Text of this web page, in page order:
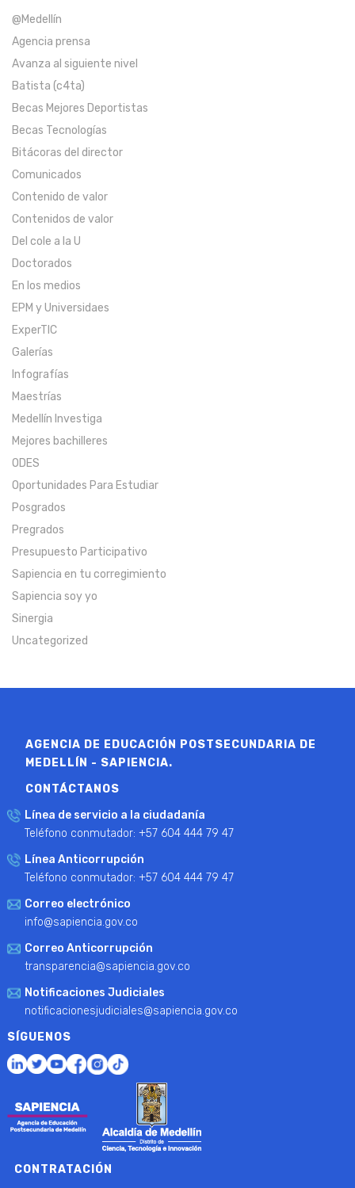
@Medellín
Agencia prensa
Avanza al siguiente nivel
Batista (c4ta)
Becas Mejores Deportistas
Becas Tecnologías
Bitácoras del director
Comunicados
Contenido de valor
Contenidos de valor
Del cole a la U
Doctorados
En los medios
EPM y Universidaes
ExperTIC
Galerías
Infografías
Maestrías
Medellín Investiga
Mejores bachilleres
ODES
Oportunidades Para Estudiar
Posgrados
Pregrados
Presupuesto Participativo
Sapiencia en tu corregimiento
Sapiencia soy yo
Sinergia
Uncategorized
AGENCIA DE EDUCACIÓN POSTSECUNDARIA DE
MEDELLÍN - SAPIENCIA.
CONTÁCTANOS
Línea de servicio a la ciudadanía
Teléfono conmutador: +57 604 444 79 47
Línea Anticorrupción
Teléfono conmutador: +57 604 444 79 47
Correo electrónico
info@sapiencia.gov.co
Correo Anticorrupción
transparencia@sapiencia.gov.co
Notificaciones Judiciales
notificacionesjudiciales@sapiencia.gov.co
SÍGUENOS
CONTRATACIÓN